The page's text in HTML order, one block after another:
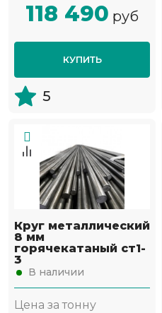
118 490 руб
КУПИТЬ
5
Круг металлический
8 мм
горячекатаный ст1-
3
В наличии
Цена за тонну